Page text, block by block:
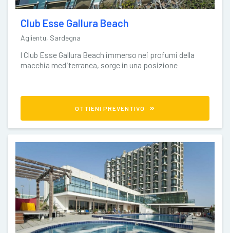
Club Esse Gallura Beach
Aglientu, Sardegna
l Club Esse Gallura Beach immerso nei profumi della
macchia mediterranea, sorge in una posizione
OTTIENI PREVENTIVO